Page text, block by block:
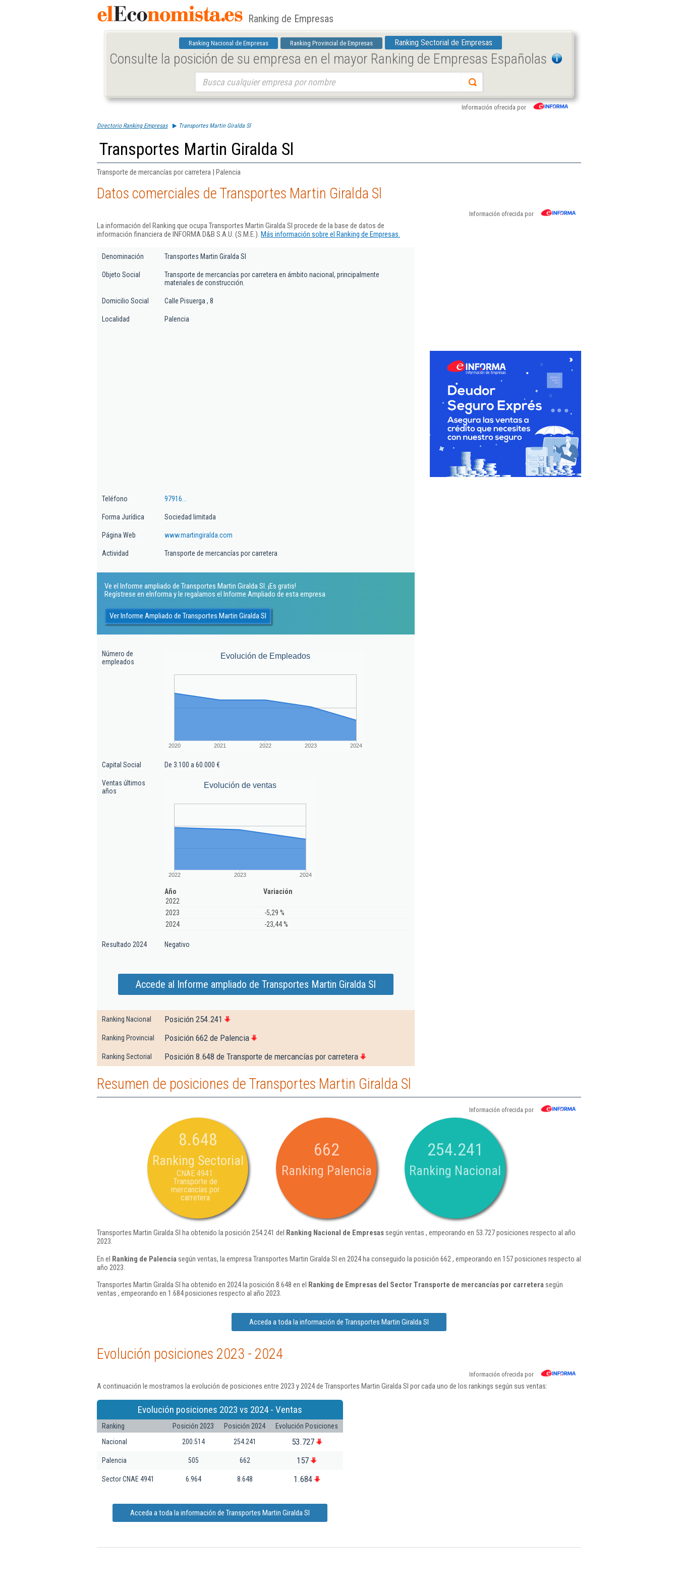
Ranking de Empresas
Ranking Nacional de Empresas Ranking Provincial de Empresas Ranking Sectorial de Empresas
Consulte la posición de su empresa en el mayor Ranking de Empresas Españolas
Información ofrecida por
Directorio Ranking Empresas Transportes Martin Giralda Sl
Transportes Martin Giralda Sl
Transporte de mercancías por carretera | Palencia
Datos comerciales de Transportes Martin Giralda Sl
Información ofrecida por
La información del Ranking que ocupa Transportes Martin Giralda Sl procede de la base de datos de
información financiera de INFORMA D&B S.A.U. (S.M.E.). Más información sobre el Ranking de Empresas.
Denominación Transportes Martin Giralda Sl
Objeto Social
Transporte de mercancías por carretera en ámbito nacional, principalmente
materiales de construcción.
Domicilio Social Calle Pisuerga , 8
Localidad Palencia
Teléfono 97916...
Forma Jurídica Sociedad limitada
Página Web www.martingiralda.com
Actividad Transporte de mercancías por carretera
Ve el Informe ampliado de Transportes Martin Giralda Sl. ¡Es gratis!
Regístrese en eInforma y le regalamos el Informe Ampliado de esta empresa
Ver Informe Ampliado de Transportes Martin Giralda Sl
Número de
empleados
Evolución de Empleados
2020 2021 2022 2023 2024
Capital Social De 3.100 a 60.000 €
Ventas últimos
años
Evolución de ventas
2022 2023 2024
Año
Variación
2022
2023
-5,29 %
2024
-23,44 %
Resultado 2024 Negativo
Accede al Informe ampliado de Transportes Martin Giralda Sl
Ranking Nacional Posición 254.241
Ranking Provincial Posición 662 de Palencia
Ranking Sectorial Posición 8.648 de Transporte de mercancías por carretera
Resumen de posiciones de Transportes Martin Giralda Sl
Información ofrecida por
8.648
Ranking Sectorial
CNAE 4941:
Transporte de
mercancías por
carretera
662
Ranking Palencia
254.241
Ranking Nacional
Transportes Martin Giralda Sl ha obtenido la posición 254.241 del Ranking Nacional de Empresassegún ventas , empeorando en 53.727 posiciones respecto al año
2023.
En el Ranking de Palencia según ventas, la empresa Transportes Martin Giralda Sl en 2024 ha conseguido la posición 662 , empeorando en 157 posiciones respecto al
año 2023.
Transportes Martin Giralda Sl ha obtenido en 2024 la posición 8.648 en el Ranking de Empresas del Sector Transporte de mercancías por carreterasegún
ventas , empeorando en 1.684 posiciones respecto al año 2023.
Acceda a toda la información de Transportes Martin Giralda Sl
Evolución posiciones 2023 - 2024
Información ofrecida por
A continuación le mostramos la evolución de posiciones entre 2023 y 2024 de Transportes Martin Giralda Sl por cada uno de los rankings según sus ventas:
Evolución posiciones 2023 vs 2024 - Ventas
Ranking Posición 2023 Posición 2024
Evolución Posiciones
Nacional
200.514 254.241 53.727
Palencia 505 662 157
Sector CNAE 4941 6.964 8.648 1.684
Acceda a toda la información de Transportes Martin Giralda Sl